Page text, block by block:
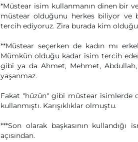
*Müstear isim kullanmanın dinen bir
müstear olduğunu herkes biliyor ve
tercih ediyoruz. Zira burada kim
**Müstear seçerken de kadın mı
Mümkün olduğu kadar isim tercih
gibi ya da Ahmet, Mehmet,
yaşanmaz.
Fakat "hüzün" gibi müstear isimlerde
kullanmıştı. Karışıklıklar olmuştu.
***Son olarak başkasının
açısından.